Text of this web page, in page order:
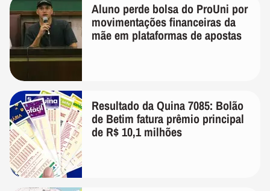
Aluno perde bolsa do ProUni por
movimentações financeiras da
mãe em plataformas de apostas
Resultado da Quina 7085: Bolão
de Betim fatura prêmio principal
de R$ 10,1 milhões